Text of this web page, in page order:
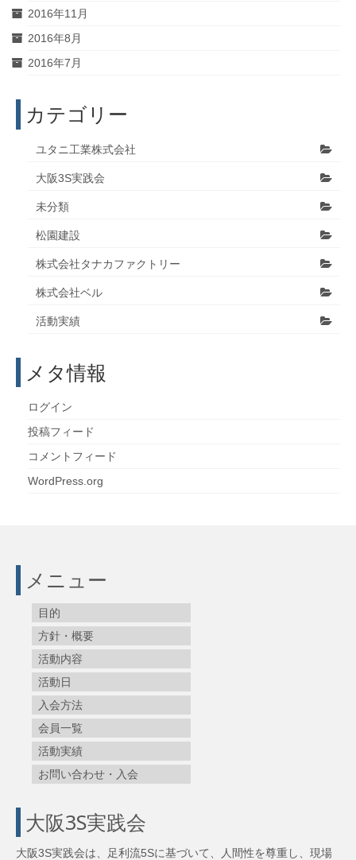
2016年11月
2016年8月
2016年7月
カテゴリー
ユタニ工業株式会社
大阪3S実践会
未分類
松園建設
株式会社タナカファクトリー
株式会社ベル
活動実績
メタ情報
ログイン
投稿フィード
コメントフィード
WordPress.org
メニュー
目的
方針・概要
活動内容
活動日
入会方法
会員一覧
活動実績
お問い合わせ・入会
大阪3S実践会
大阪3S実践会は、足利流5Sに基づいて、人間性を尊重し、現場